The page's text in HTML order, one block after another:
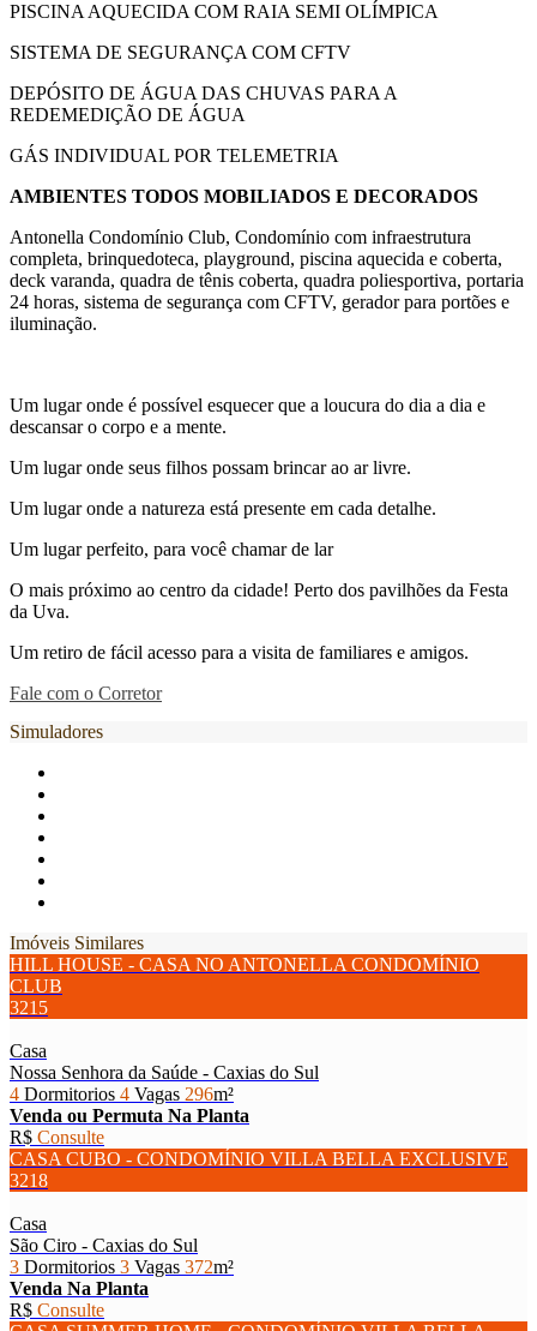
PISCINA AQUECIDA COM RAIA SEMI OLÍMPICA
SISTEMA DE SEGURANÇA COM CFTV
DEPÓSITO DE ÁGUA DAS CHUVAS PARA A
REDEMEDIÇÃO DE ÁGUA
GÁS INDIVIDUAL POR TELEMETRIA
AMBIENTES TODOS MOBILIADOS E DECORADOS
Antonella Condomínio Club, Condomínio com infraestrutura
completa, brinquedoteca, playground, piscina aquecida e coberta,
deck varanda, quadra de tênis coberta, quadra poliesportiva, portaria
24 horas, sistema de segurança com CFTV, gerador para portões e
iluminação.
Um lugar onde é possível esquecer que a loucura do dia a dia e
descansar o corpo e a mente.
Um lugar onde seus filhos possam brincar ao ar livre.
Um lugar onde a natureza está presente em cada detalhe.
Um lugar perfeito, para você chamar de lar
O mais próximo ao centro da cidade! Perto dos pavilhões da Festa
da Uva.
Um retiro de fácil acesso para a visita de familiares e amigos.
Fale com o Corretor
Simuladores
Imóveis Similares
HILL HOUSE - CASA NO ANTONELLA CONDOMÍNIO
CLUB
3215
Casa
Nossa Senhora da Saúde - Caxias do Sul
4 Dormitorios 4 Vagas 296m²
Venda ou Permuta Na Planta
R$ Consulte
CASA CUBO - CONDOMÍNIO VILLA BELLA EXCLUSIVE
3218
Casa
São Ciro - Caxias do Sul
3 Dormitorios 3 Vagas 372m²
Venda Na Planta
R$ Consulte